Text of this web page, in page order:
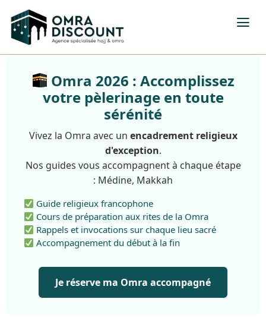
Omra 2026 : Accomplissez
votre pèlerinage en toute
sérénité
Vivez la Omra avec un encadrement religieux
d'exception.
Nos guides vous accompagnent à chaque étape
: Médine, Makkah
Guide religieux francophone
Cours de préparation aux rites de la Omra
Rappels et invocations sur chaque lieu sacré
Accompagnement du début à la fin
Je réserve ma Omra accompagné